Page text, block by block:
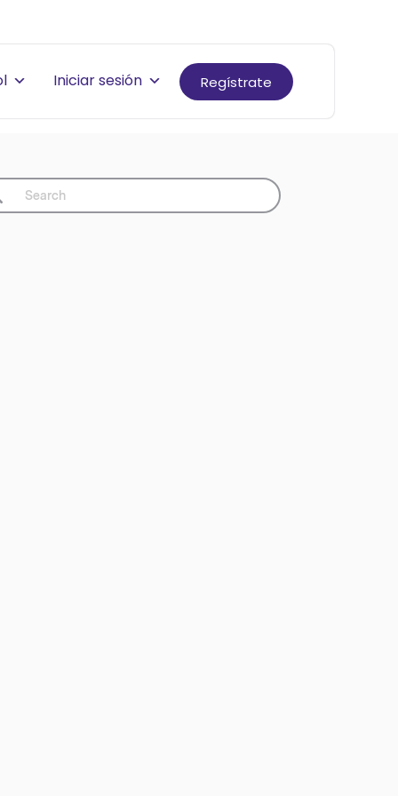
Regístrate
Iniciar sesión